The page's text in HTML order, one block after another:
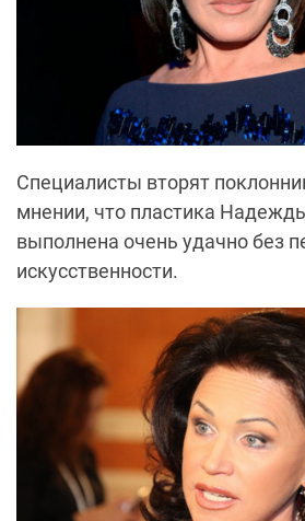
Специалисты вторят
мнении, что пластика
выполнена очень удачно без
искусственности.